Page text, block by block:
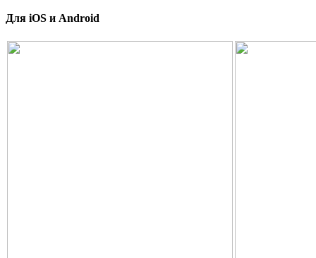
Для iOS и Android